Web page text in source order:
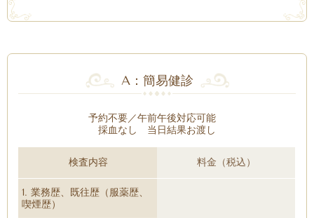
A：簡易健診
予約不要／午前午後対応可能
採血なし 当日結果お渡し
検査内容 料金（税込）
1. 業務歴、既往歴（服薬歴、
喫煙歴）